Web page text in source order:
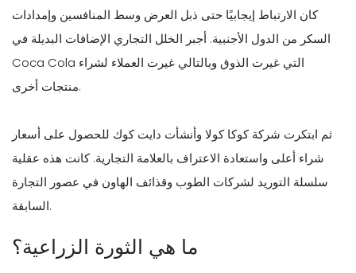
كان الارتباط إيجابيًا حتى ذبل العرض وسط المنافسين وإمدادات
السكر من الدول الأجنبية. أجبر الخلل التجاري الإضافات البديلة في
Coca Cola التي غيرت الذوق وبالتالي غيرت العملاء لشراء
منتجات أخرى.
ثم ابتكرت شركة كوكا كولا وأنشأت دايت كوك للحصول على أسعار
شراء أعلى واستعادة الاعتراف بالعلامة التجارية. كانت هذه عقلية
سلسلة التوريد لشركات الطوب وقذائف الهاون في عصور التجارة
السابقة.
ما هي الثورة الزراعية؟